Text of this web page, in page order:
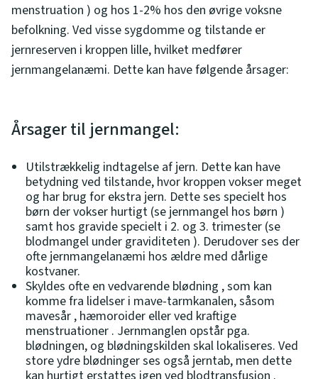
menstruation ) og hos 1-2% hos den øvrige voksne
befolkning. Ved visse sygdomme og tilstande er
jernreserven i kroppen lille, hvilket medfører
jernmangelanæmi. Dette kan have følgende årsager:
Årsager til jernmangel:
Utilstrækkelig indtagelse af jern. Dette kan have
betydning ved tilstande, hvor kroppen vokser meget
og har brug for ekstra jern. Dette ses specielt hos
børn der vokser hurtigt (se jernmangel hos børn )
samt hos gravide specielt i 2. og 3. trimester (se
blodmangel under graviditeten ). Derudover ses der
ofte jernmangelanæmi hos ældre med dårlige
kostvaner.
Skyldes ofte en vedvarende blødning , som kan
komme fra lidelser i mave-tarmkanalen, såsom
mavesår , hæmoroider eller ved kraftige
menstruationer . Jernmanglen opstår pga.
blødningen, og blødningskilden skal lokaliseres. Ved
store ydre blødninger ses også jerntab, men dette